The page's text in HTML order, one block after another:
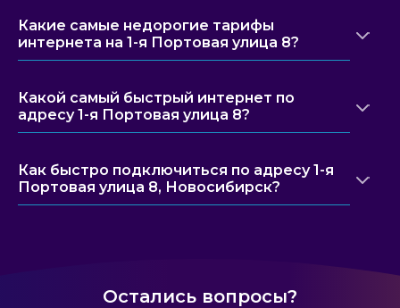
Какие самые недорогие тарифы
интернета на 1-я Портовая улица 8?
Какой самый быстрый интернет по
адресу 1-я Портовая улица 8?
Как быстро подключиться по адресу 1-я
Портовая улица 8, Новосибирск?
Остались вопросы?